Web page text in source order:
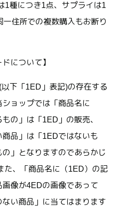
1種につき1点、サプライは1
一住所での複数購入もお断り
について】
下「1ED」表記)の存在する
ョップでは「商品名に
の」は「1ED」の販売、
商品」は「1EDではないも
」となりますのであらかじ
た、「商品名に（1ED）の記
像が4EDの画像であって
い商品」に当てはまります